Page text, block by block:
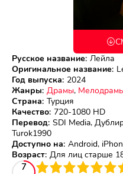
Русское название: Лейла
Оригинальное название:
Год выпуска: 2024
Жанры: Драмы,
Страна: Турция
Качество: 720-1080 HD
Перевод: SDI Media,
Turok1990
Доступно на: Android,
Возраст: Для лиц старше
7
4 5 6 7 8 9 10